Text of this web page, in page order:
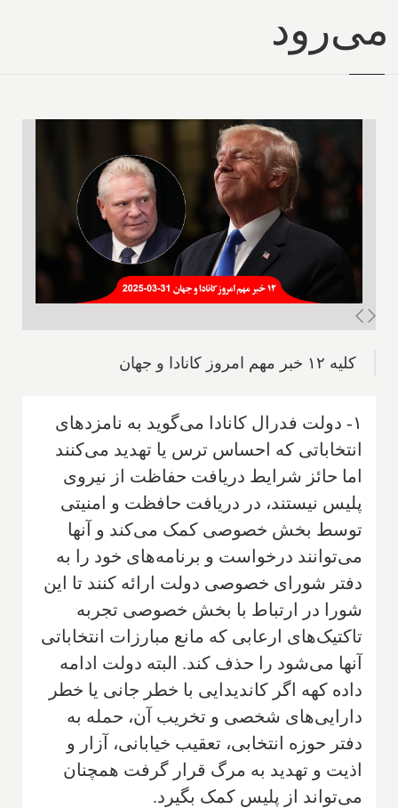
می‌رود
کلیه ۱۲ خبر مهم امروز کانادا و جهان
۱- دولت فدرال کانادا می‌گوید به نامزدهای
انتخاباتی که احساس ترس یا تهدید می‌کنند
اما حائز شرایط دریافت حفاظت از نیروی
پلیس نیستند، در دریافت حافظت و امنیتی
توسط بخش خصوصی کمک می‌کند و آنها
می‌توانند درخواست و برنامه‌های خود را به
دفتر شورای خصوصی دولت ارائه کنند تا این
شورا در ارتباط با بخش خصوصی تجربه
تاکتیک‌های ارعابی که مانع مبارزات انتخاباتی
آنها می‌شود را حذف کند. البته دولت ادامه
داده کهه اگر کاندیدایی با خطر جانی یا خطر
دارایی‌های شخصی و تخریب آن، حمله به
دفتر حوزه انتخابی، تعقیب خیابانی، آزار و
اذیت و تهدید به مرگ قرار گرفت همچنان
می‌تواند از پلیس کمک بگیرد.